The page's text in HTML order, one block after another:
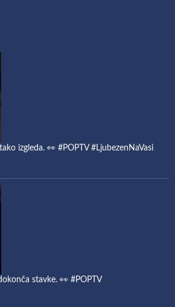
izgleda. 👀 #POPTV #LjubezenNaVasi
stavke. 👀 #POPTV